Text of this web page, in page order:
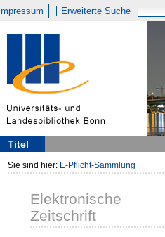
Impressum Erweiterte Suche
Titel
Sie sind hier: E-Pflicht-Sammlung
Elektronische
Zeitschrift